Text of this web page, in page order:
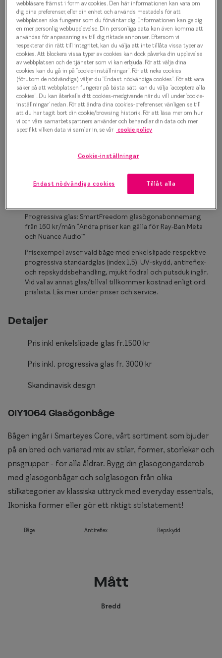
Olika
Taberg
Trender
1 000 kr
Brun
Bågstorlek
M
127-137 mm
Osäker på vilken storlek du har? Se vår Storleksguide
Boka synundersökning
Enkelslipade glas: SmartFreedom glasögonabonnemang
Progressiva glas: SmartFreedom glasögonabonnemang
från 160 kr/mån *Andra priser kan gälla för Ray-Ban Meta
och Nuance Audio™
Prisexempel avser vald båge med enkelslipade respektive
progressiva standardglas (index 1,5). UV-skydd, antireflex-
och repskyddsbehandling, mjukt fodral och putsduk ingår.
Vid val av annat glas/tillval tillkommer kostnad enligt ord.
prislista. Läs mer under priser och service.
Detaljer
Pris inkl enkelslipade glas fr.1500 kr
Pris inkl. progressiva glas fr. 3000 kr
Skandinavisk design
0IY1064 Glasögonbåge
Bågen ingår i Smarteyes Core, vårt sortiment som bjuder
på en bred och varierad mix av stilar, former, storlekar och
prisgrupper - för alla åldrar. Bygg din glasögongarderob
med glasögonbågar och solglasögon från olika
stilkategorier av klassiska uttryck med everyday essentials,
Ikoniska former eller gör ett riktigt stilstatement!
Båge Antireflex Repskydd
Mått
Bredd
webbläsare, främst i form av cookies. Den här informationen kan vara om
dig, dina preferenser, eller din enhet och används mestadels för att
webbplatsen ska fungerar som du förväntar dig. Informationen kan ge dig
en mer personlig webbupplevelse. Din personliga data kan även komma att
användas för anpassning av till dig riktade annonser. Eftersom vi
respekterar din rätt till integritet, kan du välja att inte tillåta vissa typer av
cookies. Att blockera vissa typer av cookies kan dock påverka din upplevelse
av webbplatsen och de tjänster som vi kan erbjuda. För att välja dina
cookies kan du gå in på ”cookie-inställningar”. För att neka cookies
(förutom de nödvändiga) väljer du ”Endast nödvändiga cookies”. För att vara
säker på att webbplatsen fungerar på bästa sätt kan du välja ”acceptera alla
cookies”. Du kan återkalla ditt cookies-medgivande när du vill under ’cookie-
inställningar’ nedan. För att ändra dina cookies-preferenser, vänligen se till
att du har tagit bort din cookie/browsing historik. För att läsa mer om hur
vi och våra samarbetspartners använder och behandlar din data och mer
specifikt vilken data vi samlar in, se vår cookie policy
Cookie-inställningar
Endast nödvändiga cookies Tillåt alla